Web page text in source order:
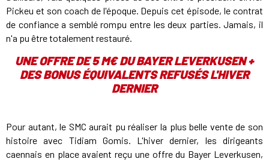
Pickeu et son coach de l'époque. Depuis cet épisode, le contrat
de confiance a semblé rompu entre les deux parties. Jamais, il
n'a pu être totalement restauré.
UNE OFFRE DE 5 M€ DU BAYER LEVERKUSEN +
DES BONUS ÉQUIVALENTS REFUSÉSL'HIVER
DERNIER
Pour autant, le SMC aurait pu réaliser la plus belle vente de son
histoire avec Tidiam Gomis. L'hiver dernier, les dirigeants
caennais en place avaient reçu une offre du Bayer Leverkusen,